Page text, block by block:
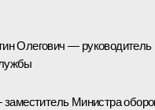
Олегович — руководитель
Министра